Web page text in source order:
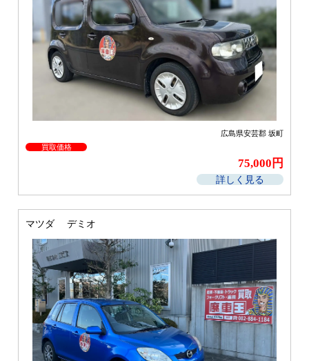
広島県安芸郡 坂町
買取価格
75,000円
詳しく見る
マツダ デミオ